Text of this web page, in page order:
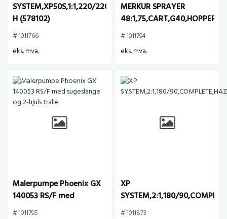
SYSTEM,XP50S,1:1,220/220,NON-
H (578102)
# 1011766
eks. mva.
MERKUR SPRAYER
48:1,75,CART,G40,HOPPER
(Utgår)
# 1011794
eks. mva.
Malerpumpe Phoenix GX
140053 RS/F med
sugeslange og 2-hjuls
# 1011795
XP
SYSTEM,2:1,180/
# 1011873